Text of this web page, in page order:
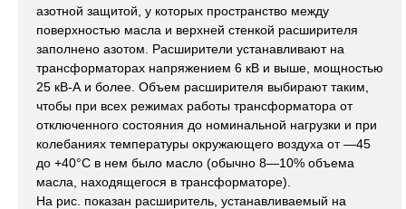
азотной защитой, у которых пространство между
поверхностью масла и верхней стенкой расширителя
заполнено азотом. Расширители устанавливают на
трансформаторах напряжением 6 кВ и выше, мощностью
25 кВ-А и более. Объем расширителя выбирают таким,
чтобы при всех режимах работы трансформатора от
отключенного состояния до номинальной нагрузки и при
колебаниях температуры окружающего воздуха от —45
до +40°С в нем было масло (обычно 8—10% объема
масла, находящегося в трансформаторе).
На рис. показан расширитель, устанавливаемый на